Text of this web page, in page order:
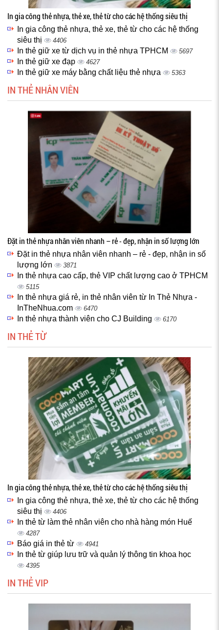
In gia công thẻ nhựa, thẻ xe, thẻ từ cho các hệ thống siêu thị
In gia công thẻ nhựa, thẻ xe, thẻ từ cho các hệ thống
siêu thị
4406
In thẻ giữ xe từ dịch vụ in thẻ nhựa TPHCM 5697
In thẻ giữ xe đạp 4627
In thẻ giữ xe máy bằng chất liệu thẻ nhựa 5363
IN THẺ NHÂN VIÊN
Đặt in thẻ nhựa nhân viên nhanh – rẻ - đẹp, nhận in số lượng lớn
Đặt in thẻ nhựa nhân viên nhanh – rẻ - đẹp, nhận in số
lượng lớn
3871
In thẻ nhựa cao cấp, thẻ VIP chất lượng cao ở TPHCM
5115
In thẻ nhựa giá rẻ, in thẻ nhân viên từ In Thẻ Nhựa -
InTheNhua.com
6470
In thẻ nhựa thành viên cho CJ Building 6170
IN THẺ TỪ
In gia công thẻ nhựa, thẻ xe, thẻ từ cho các hệ thống siêu thị
In gia công thẻ nhựa, thẻ xe, thẻ từ cho các hệ thống
siêu thị
4406
In thẻ từ làm thẻ nhân viên cho nhà hàng món Huế
4287
Báo giá in thẻ từ 4941
In thẻ từ giúp lưu trữ và quản lý thông tin khoa học
4395
IN THẺ VIP